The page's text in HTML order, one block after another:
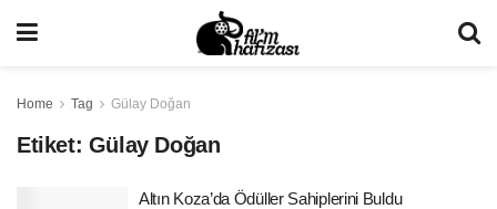
Home Tag Gülay Doğan
Etiket: Gülay Doğan
Altın Koza’da Ödüller Sahiplerini Buldu